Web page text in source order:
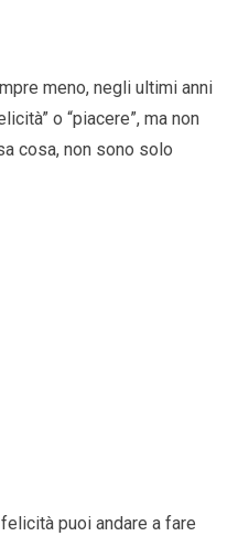
meno, negli ultimi anni
o “piacere”, ma non
cosa, non sono solo
puoi andare a fare